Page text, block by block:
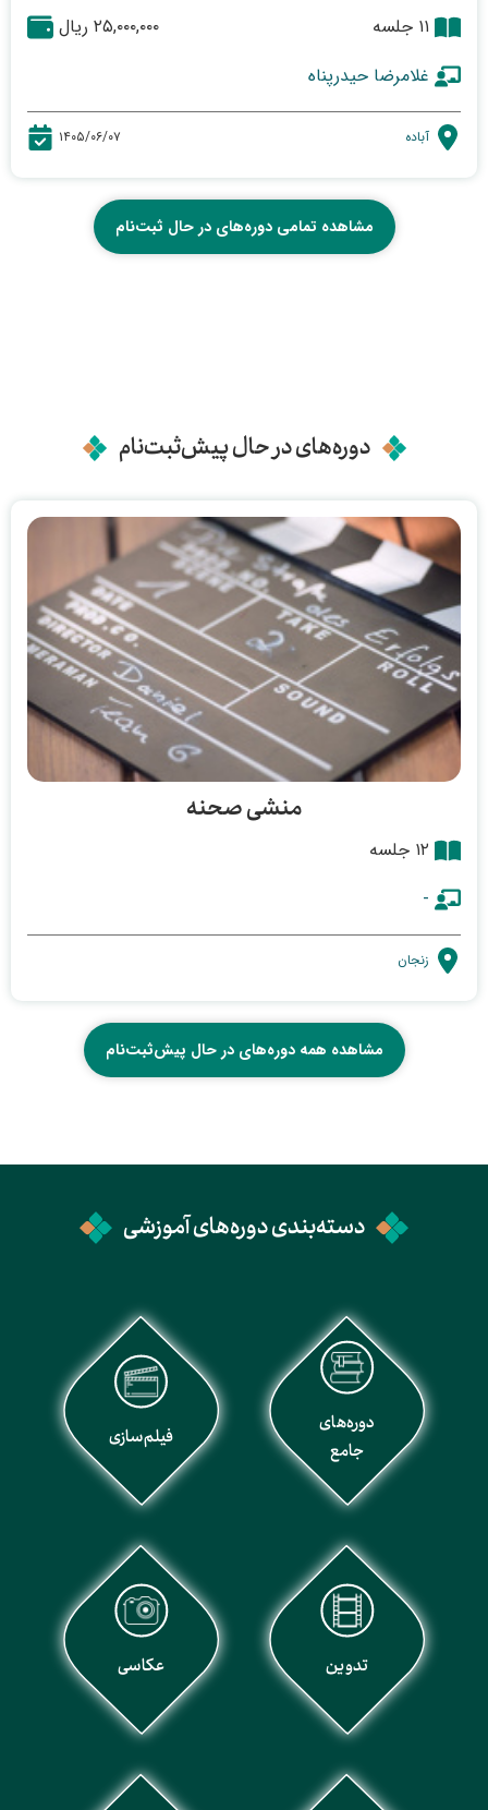
۱۱ جلسه
۲۵,۰۰۰,۰۰۰ ریال
غلامرضا حیدرپناه
آباده ۱۴۰۵/۰۶/۰۷
مشاهده تمامی دوره‌های در حال ثبت‌نام
دوره‌های در حال پیش‌ثبت‌نام
منشی صحنه
۱۲ جلسه
-
زنجان
مشاهده همه دوره‌های در حال پیش‌ثبت‌نام
دسته‌بندی دوره‌های آموزشی
دوره‌های
جامع
فیلم‌سازی
تدوین عکاسی